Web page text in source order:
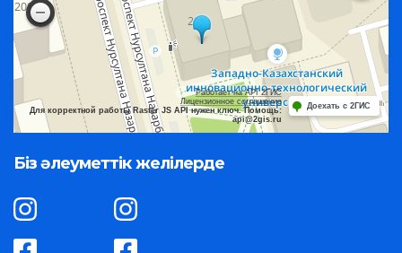
Работает на API 2ГИС
Лицензионное соглашение
Для корректной работы Raster JS API нужен ключ. Помощь:
api@2gis.ru
Доехать с 2ГИС
Біз әлеуметтік желілерде